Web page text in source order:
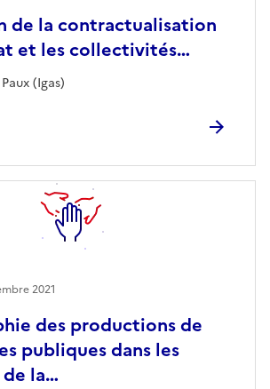
de la contractualisation
et les collectivités…
(Igas)
des productions de
publiques dans les
la…
2021